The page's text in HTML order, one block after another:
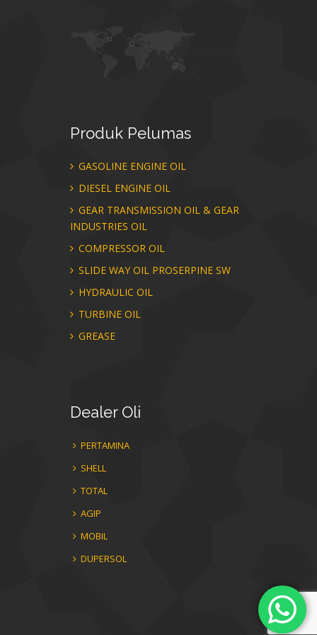
Produk Pelumas
GASOLINE ENGINE OIL
DIESEL ENGINE OIL
GEAR TRANSMISSION OIL & GEAR
INDUSTRIES OIL
COMPRESSOR OIL
SLIDE WAY OIL PROSERPINE SW
HYDRAULIC OIL
TURBINE OIL
GREASE
DealerOli
PERTAMINA
SHELL
TOTAL
AGIP
MOBIL
DUPERSOL